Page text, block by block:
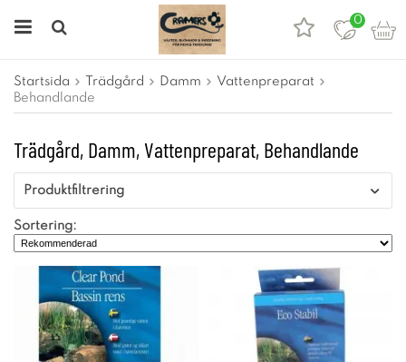
0
Startsida Trädgård Damm
Vattenpreparat
Behandlande
Trädgård, Damm, Vattenpreparat, Behandlande
Produktfiltrering
Sortering: